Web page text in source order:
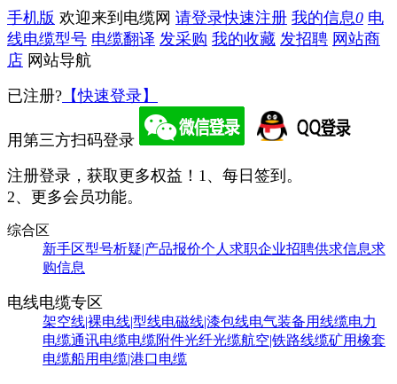
手机版 欢迎来到电缆网 请登录快速注册 我的信息0 电
线电缆型号 电缆翻译 发采购 我的收藏 发招聘 网站商
店 网站导航
已注册? 【快速登录】
用第三方扫码登录
注册登录，获取更多权益！ 1、每日签到。
2、更多会员功能。
综合区
新手区型号析疑|产品报价个人求职企业招聘供求信息求
购信息
电线电缆专区
架空线|裸电线|型线电磁线|漆包线电气装备用线缆电力
电缆通讯电缆电缆附件光纤光缆航空|铁路线缆矿用橡套
电缆船用电缆|港口电缆